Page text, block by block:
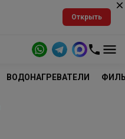
Открыть
ВОДОНАГРЕВАТЕЛИ